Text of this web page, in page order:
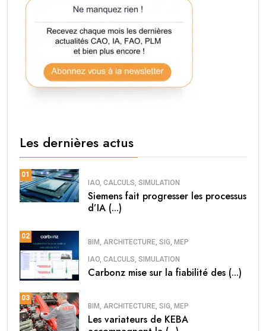
Les dernières actus
01
IAO, CALCULS, SIMULATION
Siemens fait progresser les processus
d’IA (...)
02
BIM, ARCHITECTURE, SIG, MEP
IAO, CALCULS, SIMULATION
Carbonz mise sur la fiabilité des (...)
03
BIM, ARCHITECTURE, SIG, MEP
Les variateurs de KEBA